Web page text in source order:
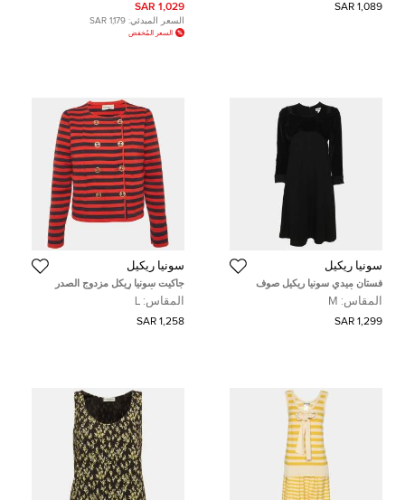
1,089 SAR
1,029 SAR
السعر المبدئي: 1,179 SAR
السعر المُخفض
سونيا ريكيل
فستان ميدي سونيا ريكيل صوف
ممزوج أسود/رمادي غامق بعقدة
وسط حجمه متوسط
المقاس: M
1,299 SAR
سونيا ريكيل
جاكيت سونيا ريكل مزدوج الصدر
مخطط أحمر/أزرق كبير
المقاس: L
1,258 SAR